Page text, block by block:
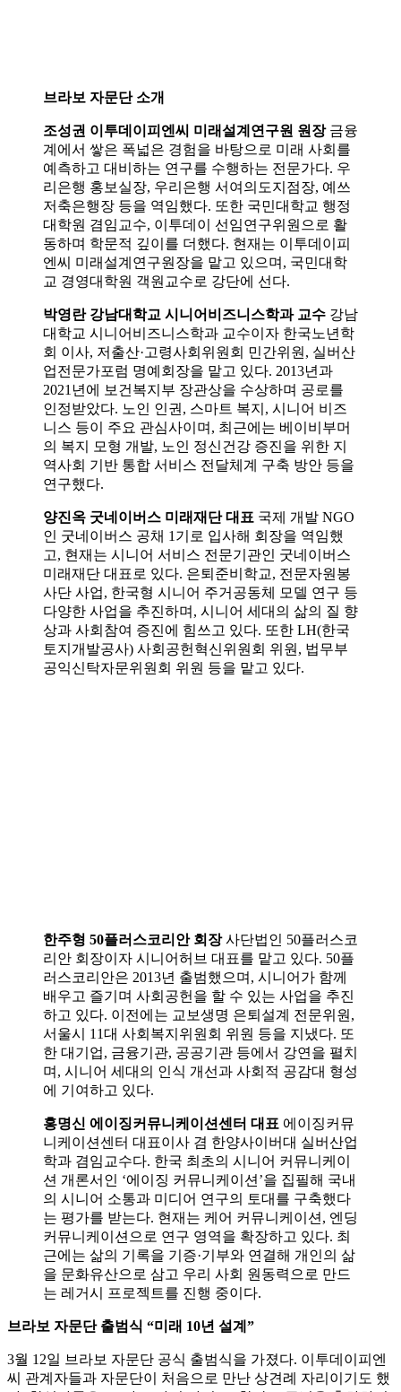
브라보 자문단 소개
조성권 이투데이피엔씨 미래설계연구원 원장금융
계에서 쌓은 폭넓은 경험을 바탕으로 미래 사회를
예측하고 대비하는 연구를 수행하는 전문가다. 우
리은행 홍보실장, 우리은행 서여의도지점장, 예쓰
저축은행장 등을 역임했다. 또한 국민대학교 행정
대학원 겸임교수, 이투데이 선임연구위원으로 활
동하며 학문적 깊이를 더했다. 현재는 이투데이피
엔씨 미래설계연구원장을 맡고 있으며, 국민대학
교 경영대학원 객원교수로 강단에 선다.
박영란 강남대학교 시니어비즈니스학과 교수 강남
대학교 시니어비즈니스학과 교수이자 한국노년학
회 이사, 저출산·고령사회위원회 민간위원, 실버산
업전문가포럼 명예회장을 맡고 있다. 2013년과
2021년에 보건복지부 장관상을 수상하며 공로를
인정받았다. 노인 인권, 스마트 복지, 시니어 비즈
니스 등이 주요 관심사이며, 최근에는 베이비부머
의 복지 모형 개발, 노인 정신건강 증진을 위한 지
역사회 기반 통합 서비스 전달체계 구축 방안 등을
연구했다.
양진옥 굿네이버스 미래재단 대표 국제 개발 NGO
인 굿네이버스 공채 1기로 입사해 회장을 역임했
고, 현재는 시니어 서비스 전문기관인 굿네이버스
미래재단 대표로 있다. 은퇴준비학교, 전문자원봉
사단 사업, 한국형 시니어 주거공동체 모델 연구 등
다양한 사업을 추진하며, 시니어 세대의 삶의 질 향
상과 사회참여 증진에 힘쓰고 있다. 또한 LH(한국
토지개발공사) 사회공헌혁신위원회 위원, 법무부
공익신탁자문위원회 위원 등을 맡고 있다.
한주형 50플러스코리안 회장사단법인 50플러스코
리안 회장이자 시니어허브 대표를 맡고 있다. 50플
러스코리안은 2013년 출범했으며, 시니어가 함께
배우고 즐기며 사회공헌을 할 수 있는 사업을 추진
하고 있다. 이전에는 교보생명 은퇴설계 전문위원,
서울시 11대 사회복지위원회 위원 등을 지냈다. 또
한 대기업, 금융기관, 공공기관 등에서 강연을 펼치
며, 시니어 세대의 인식 개선과 사회적 공감대 형성
에 기여하고 있다.
홍명신 에이징커뮤니케이션센터 대표 에이징커뮤
니케이션센터 대표이사 겸 한양사이버대 실버산업
학과 겸임교수다. 한국 최초의 시니어 커뮤니케이
션 개론서인 ‘에이징 커뮤니케이션’을 집필해 국내
의 시니어 소통과 미디어 연구의 토대를 구축했다
는 평가를 받는다. 현재는 케어 커뮤니케이션, 엔딩
커뮤니케이션으로 연구 영역을 확장하고 있다. 최
근에는 삶의 기록을 기증·기부와 연결해 개인의 삶
을 문화유산으로 삼고 우리 사회 원동력으로 만드
는 레거시 프로젝트를 진행 중이다.
브라보 자문단 출범식 “미래 10년 설계”
3월 12일 브라보 자문단 공식 출범식을 가졌다. 이투데이피엔
씨 관계자들과 자문단이 처음으로 만난 상견례 자리이기도 했